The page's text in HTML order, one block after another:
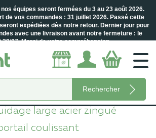
équipes seront fermées du 3 au 23 août 2026.
de vos commandes : 31 juillet 2026. Passé cette
expédiées dès notre retour. Dernier jour pour
avec une livraison avant notre fermeture : le
07. Merci de votre compréhension.
Rechercher
Galets
large acier zingué
coulissant